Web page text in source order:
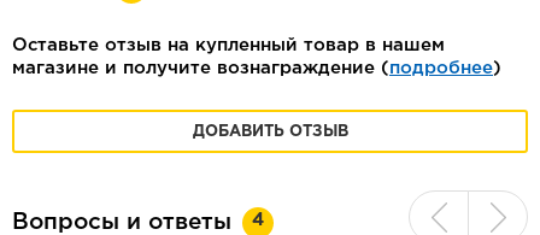
Оставьте отзыв на купленный товар в нашем
магазине и получите вознаграждение (подробнее)
ДОБАВИТЬ ОТЗЫВ
Вопросы и ответы 4